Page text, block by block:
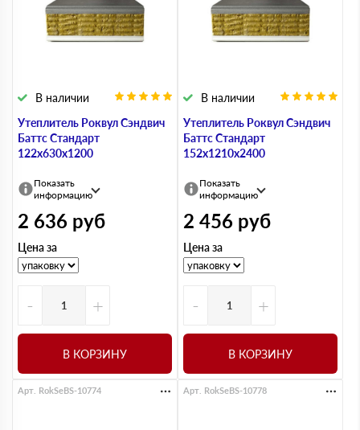
Утеплитель Роквул Сэндвич
Баттс Стандарт
122х630х1200
В наличии
Показать
информацию
2 636 руб
Цена за
- +
В КОРЗИНУ
Утеплитель Роквул Сэндвич
Баттс Стандарт
152х1210х2400
В наличии
Показать
информацию
2 456 руб
Цена за
- +
В КОРЗИНУ
Арт. RokSeBS-10774 Арт. RokSeBS-10778